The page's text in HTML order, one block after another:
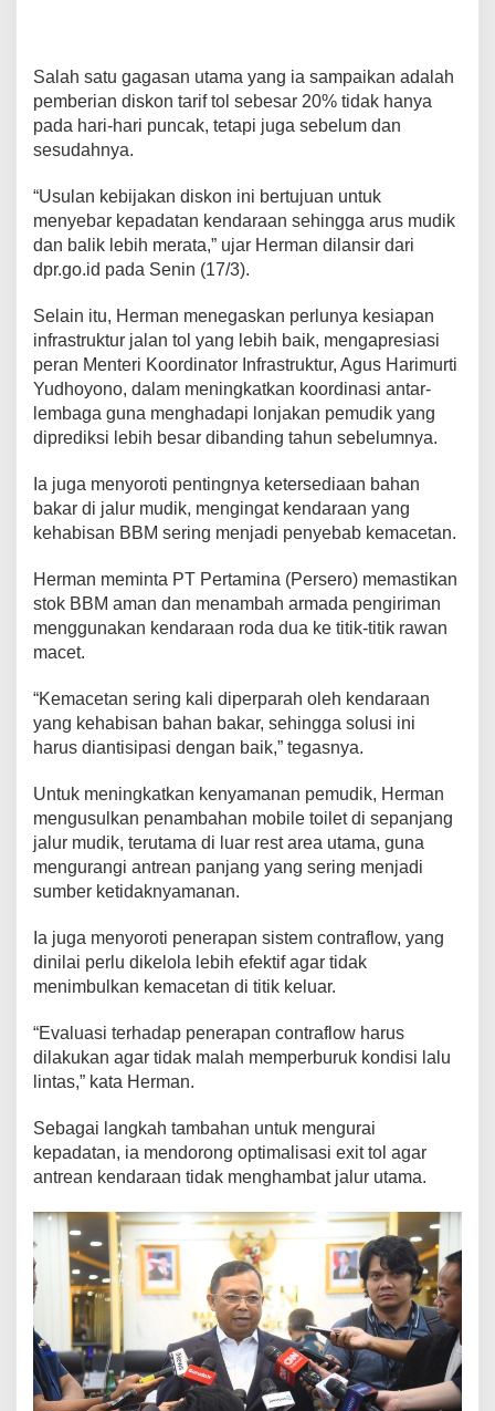
Salah satu gagasan utama yang ia sampaikan adalah
pemberian diskon tarif tol sebesar 20% tidak hanya
pada hari-hari puncak, tetapi juga sebelum dan
sesudahnya.
“Usulan kebijakan diskon ini bertujuan untuk
menyebar kepadatan kendaraan sehingga arus mudik
dan balik lebih merata,” ujar Herman dilansir dari
dpr.go.id pada Senin (17/3).
Selain itu, Herman menegaskan perlunya kesiapan
infrastruktur jalan tol yang lebih baik, mengapresiasi
peran Menteri Koordinator Infrastruktur, Agus Harimurti
Yudhoyono, dalam meningkatkan koordinasi antar-
lembaga guna menghadapi lonjakan pemudik yang
diprediksi lebih besar dibanding tahun sebelumnya.
Ia juga menyoroti pentingnya ketersediaan bahan
bakar di jalur mudik, mengingat kendaraan yang
kehabisan BBM sering menjadi penyebab kemacetan.
Herman meminta PT Pertamina (Persero) memastikan
stok BBM aman dan menambah armada pengiriman
menggunakan kendaraan roda dua ke titik-titik rawan
macet.
“Kemacetan sering kali diperparah oleh kendaraan
yang kehabisan bahan bakar, sehingga solusi ini
harus diantisipasi dengan baik,” tegasnya.
Untuk meningkatkan kenyamanan pemudik, Herman
mengusulkan penambahan mobile toilet di sepanjang
jalur mudik, terutama di luar rest area utama, guna
mengurangi antrean panjang yang sering menjadi
sumber ketidaknyamanan.
Ia juga menyoroti penerapan sistem contraflow, yang
dinilai perlu dikelola lebih efektif agar tidak
menimbulkan kemacetan di titik keluar.
“Evaluasi terhadap penerapan contraflow harus
dilakukan agar tidak malah memperburuk kondisi lalu
lintas,” kata Herman.
Sebagai langkah tambahan untuk mengurai
kepadatan, ia mendorong optimalisasi exit tol agar
antrean kendaraan tidak menghambat jalur utama.